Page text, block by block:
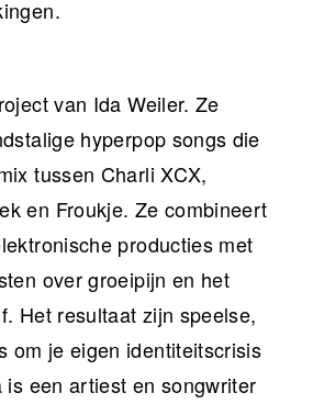
van Ida Weiler. Ze
hyperpop songs die
tussen Charli XCX,
en Froukje. Ze combineert
producties met
over groeipijn en het
Het resultaat zijn speelse,
om je eigen identiteitscrisis
een artiest en songwriter